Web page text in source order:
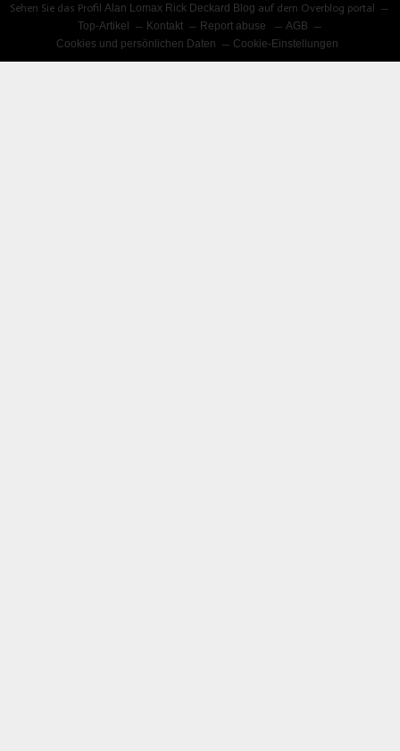
Sehen Sie das ProfilAlan Lomax Rick Deckard Blog auf dem Overblog portal
Top-Artikel
Kontakt Report abuse
AGB
Cookies und persönlichen Daten
Cookie-Einstellungen